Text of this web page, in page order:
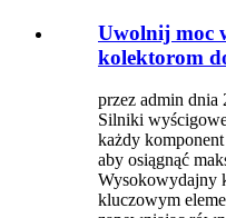
Uwolnij moc
kolektorom
przez admin dnia
Silniki
każdy
aby osiągnąć
Wysokowydajny
kluczowym